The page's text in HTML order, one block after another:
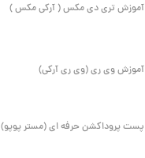
آموزش تری دی مکس ( آرکی مکس )
آموزش وی ری (وی ری آرکی)
پست پروداکشن حرفه ای (مستر پوپو)